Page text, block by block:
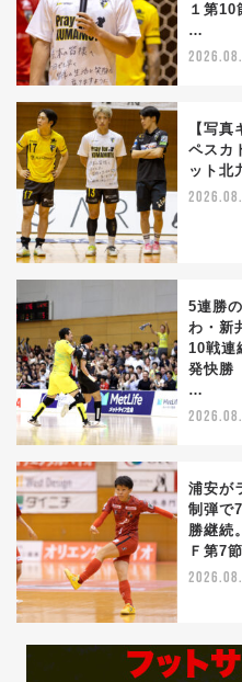
１第10
…
【写
ペスカ
ット北
5連勝
わ・新
10戦連
発快勝
…
浦安が
制弾で
勝継続
Ｆ第7